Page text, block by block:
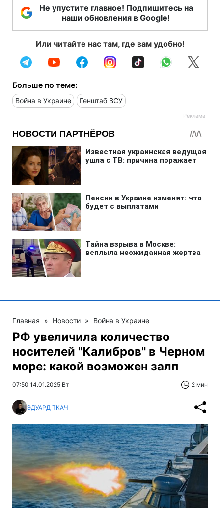
Не упустите главное! Подпишитесь на
наши обновления в Google!
Или читайте нас там, где вам удобно!
Больше по теме:
Война в Украине Генштаб ВСУ
Главная » Новости » Война в Украине
РФ увеличила количество
носителей "Калибров" в Черном
море: какой возможен залп
07:50 14.01.2025 Вт 2 мин
ЭДУАРД ТКАЧ